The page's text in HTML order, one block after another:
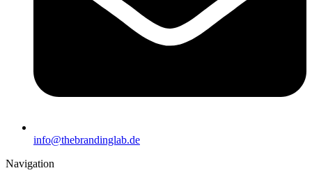
info@thebrandinglab.de
Navigation